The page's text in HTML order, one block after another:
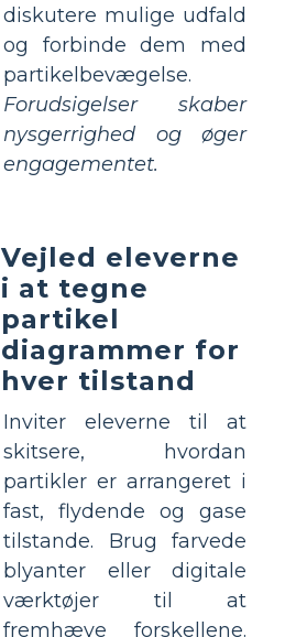
diskutere mulige udfald
og forbinde dem med
partikelbevægelse.
Forudsigelser skaber
nysgerrighed og øger
engagementet.
Vejled eleverne
i at tegne
partikel
diagrammer for
hver tilstand
Inviter eleverne til at
skitsere, hvordan
partikler er arrangeret i
fast, flydende og gase
tilstande. Brug farvede
blyanter eller digitale
værktøjer til at
fremhæve forskellene.